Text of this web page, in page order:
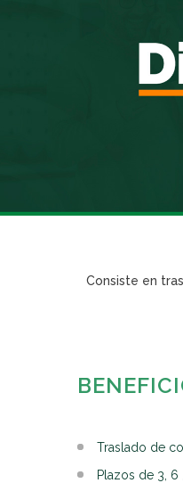
Consiste en
Traslado de
Plazos de 3, 6